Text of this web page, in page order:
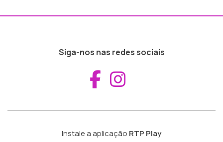
Siga-nos nas redes sociais
Aceder ao
Instale a aplicação RTP Play